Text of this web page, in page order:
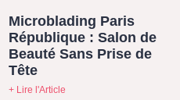
Microblading Paris
République : Salon de
Beauté Sans Prise de
Tête
+ Lire l'Article